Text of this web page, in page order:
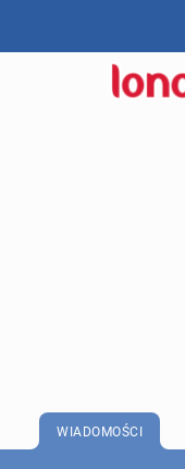
WIADOMOŚCI